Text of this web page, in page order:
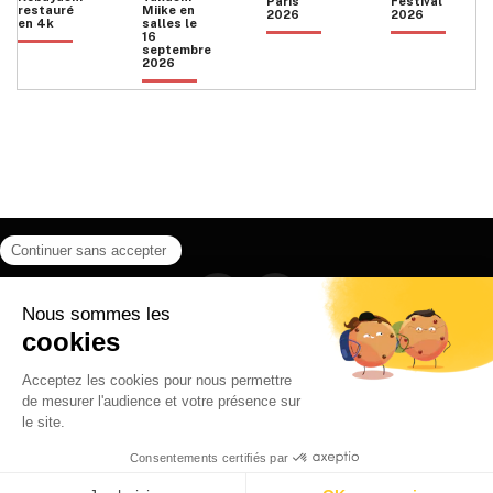
restauré
en 4k
Miike en
salles le
16
septembre
2026
2026
2026
Instagram
CONTACT
POLITIQUE DE CONFIDENTIALITÉ
© 2026 Ilyfunet communication